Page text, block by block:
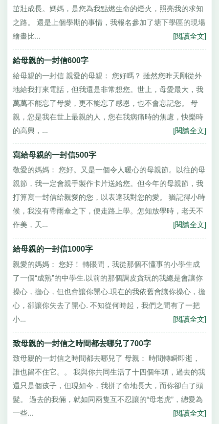
茁壯成長。媽媽，是您為我點燃生命的燈火，照亮我的求知
之路。 還是上個學期的事情，我報名參加了塘下學區的現場
繪畫比...
[閱讀全文]
給母親的一封信600字
給母親的一封信 親愛的母親： 您好嗎？ 雖然您昨天剛從外
地給我打來電話，但我還是非常想您。世上，母愛最大，我
萬萬不能忘了母愛，更不能忘了感恩，也不會忘記您。 母
親，您是我在世上最親的人，您在我病痛時的焦慮，快樂時
的高興，...
[閱讀全文]
寫給母親的一封信500字
敬愛的媽媽： 您好。又是一個令人暖心的母親節。以往的母
親節，我一定會親手製作卡片送給您。但今年的母親節，我
打算寫一封信給親愛的您，以表達我對您的愛。 猶記得小時
候，我沒有帶雨傘之下，便走路上學。怎知放學時，老天不
作美，天...
[閱讀全文]
給母親的一封信1000字
親愛的媽媽： 您好！ 轉眼間，我從那個不懂事的小學生成
了一個“成熟”的中學生.以前的那個調皮貪玩的我總是會讓你
操心，擔心，但也會讓你開心.現在的我依舊會讓你操心，擔
心，卻讓你失去了開心. 不知從何時起，我們之間有了一把
小...
[閱讀全文]
致母親的一封信之時間都去哪兒了700字
致母親的一封信之時間都去哪兒了 母親： 時間轉瞬即逝，
誰也留不住它。。 我與你共同生活了十四個年頭，過去的我
還只是個孩子，但現如今，我拼了命地長大，而你卻白了頭
髮。 過去的我倆，就如同兩隻互不忍讓的“母老虎”，總愛為
一些...
[閱讀全文]